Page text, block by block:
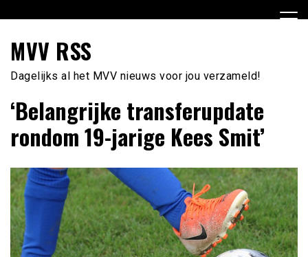
naar
inhoud
MVV RSS
Dagelijks al het MVV nieuws voor jou verzameld!
‘Belangrijke transferupdate
rondom 19-jarige Kees Smit’